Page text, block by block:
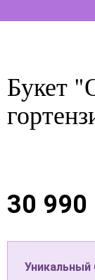
Букет
30 990